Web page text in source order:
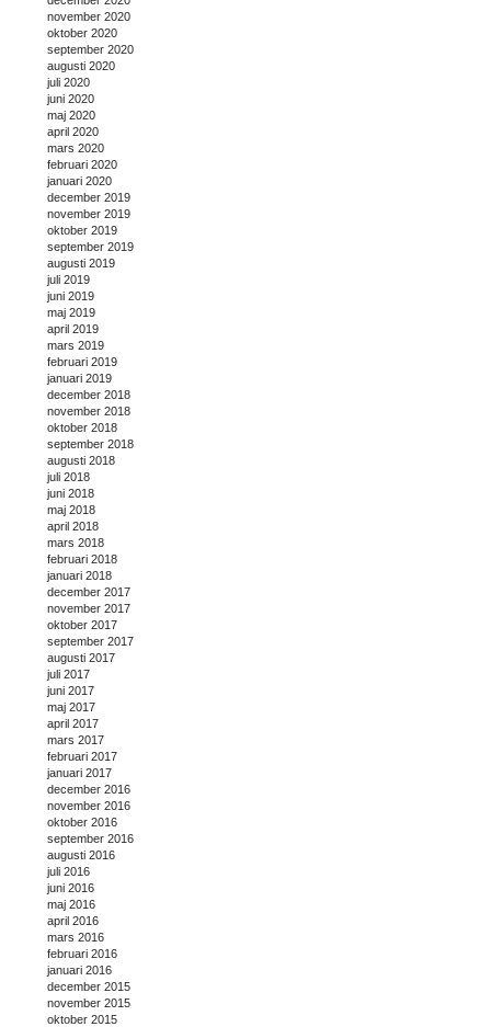
november 2020
oktober 2020
september 2020
augusti 2020
juli 2020
juni 2020
maj 2020
april 2020
mars 2020
februari 2020
januari 2020
december 2019
november 2019
oktober 2019
september 2019
augusti 2019
juli 2019
juni 2019
maj 2019
april 2019
mars 2019
februari 2019
januari 2019
december 2018
november 2018
oktober 2018
september 2018
augusti 2018
juli 2018
juni 2018
maj 2018
april 2018
mars 2018
februari 2018
januari 2018
december 2017
november 2017
oktober 2017
september 2017
augusti 2017
juli 2017
juni 2017
maj 2017
april 2017
mars 2017
februari 2017
januari 2017
december 2016
november 2016
oktober 2016
september 2016
augusti 2016
juli 2016
juni 2016
maj 2016
april 2016
mars 2016
februari 2016
januari 2016
december 2015
november 2015
oktober 2015